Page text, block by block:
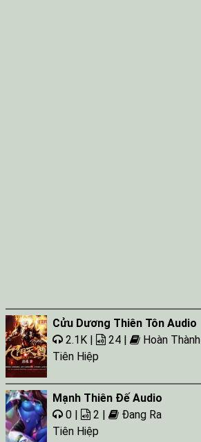
Cửu Dương Thiên Tôn Audio
2.1K |
24 |
Hoàn Thành
Tiên Hiệp
Mạnh Thiên Đế Audio
0 |
2 |
Đang Ra
Tiên Hiệp